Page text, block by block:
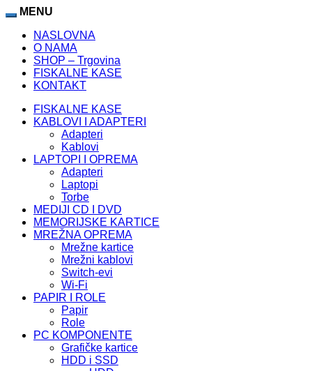
Lidercasino
MENU
NASLOVNA
O NAMA
SHOP – Trgovina
FISKALNE KASE
KONTAKT
FISKALNE KASE
KABLOVI I ADAPTERI
Adapteri
Kablovi
LAPTOPI I OPREMA
Adapteri
Laptopi
Torbe
MEDIJI CD I DVD
MEMORIJSKE KARTICE
MREŽNA OPREMA
Mrežne kartice
Mrežni kablovi
Switch-evi
Wi-Fi
PAPIR I ROLE
Papir
Role
PC KOMPONENTE
Grafičke kartice
HDD i SSD